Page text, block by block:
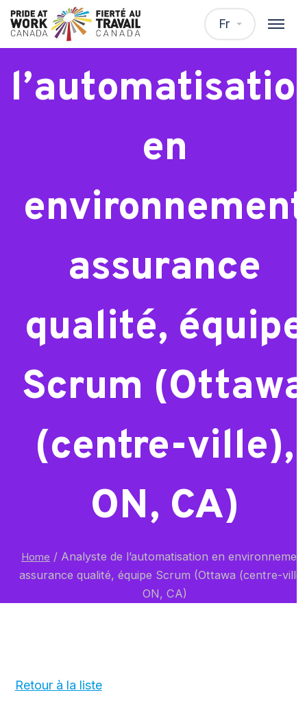
Fr
Analyste de
en
environnement
assurance
qualité, équipe
Scrum (Ottawa
(centre-ville),
ON, CA)
Home / Analyste de l’automatisation en environnement
assurance qualité, équipe Scrum (Ottawa (centre-
ON, CA)
Retour à la liste